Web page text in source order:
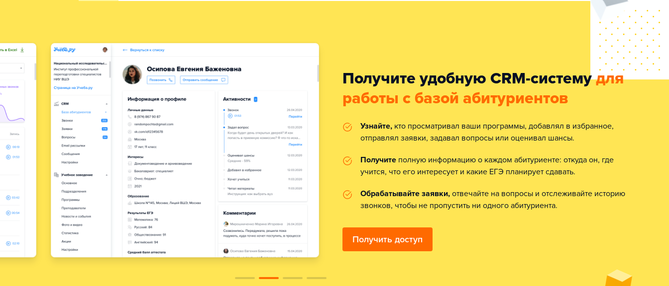
Получите удобную CRM-системудля
работы с базой абитуриентов
Узнайте, кто просматривал ваши программы, добавлял в избранное,
отправлял заявки, задавал вопросы или оценивал шансы.
Получите полную информацию о каждом абитуриенте: откуда он, где
учится, что его интересует и какие ЕГЭ планирует сдавать.
Обрабатывайте заявки, отвечайте на вопросы и отслеживайте историю
звонков, чтобы не пропустить ни одного абитуриента.
Получить доступ